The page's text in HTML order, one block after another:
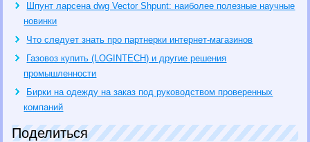
Шпунт ларсена dwg Vector Shpunt: наиболее полезные научные
новинки
Что следует знать про партнерки интернет-магазинов
Газовоз купить (LOGINTECH) и другие решения
промышленности
Бирки на одежду на заказ под руководством проверенных
компаний
Поделиться